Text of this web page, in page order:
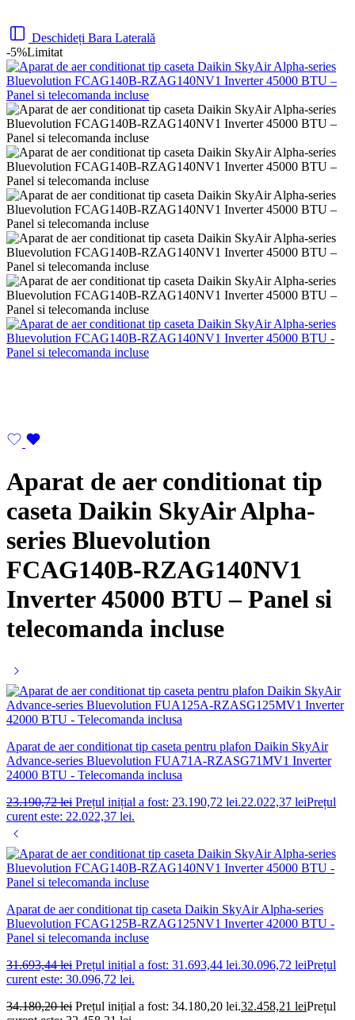
Deschideți Bara Laterală
-5%Limitat
Aparat de aer conditionat tip
caseta Daikin SkyAir Alpha-
series Bluevolution
FCAG140B-RZAG140NV1
Inverter 45000 BTU – Panel si
telecomanda incluse
Aparat de aer conditionat tip caseta pentru plafon Daikin SkyAir
Advance-series Bluevolution FUA71A-RZASG71MV1 Inverter
24000 BTU - Telecomanda inclusa
23.190,72lei Prețul inițial a fost: 23.190,72 lei.22.022,37 leiPrețul
curent este: 22.022,37 lei.
Aparat de aer conditionat tip caseta Daikin SkyAir Alpha-series
Bluevolution FCAG125B-RZAG125NV1 Inverter 42000 BTU -
Panel si telecomanda incluse
31.693,44lei Prețul inițial a fost: 31.693,44 lei.30.096,72 leiPrețul
curent este: 30.096,72 lei.
34.180,20lei Prețul inițial a fost: 34.180,20 lei.32.458,21 leiPrețul